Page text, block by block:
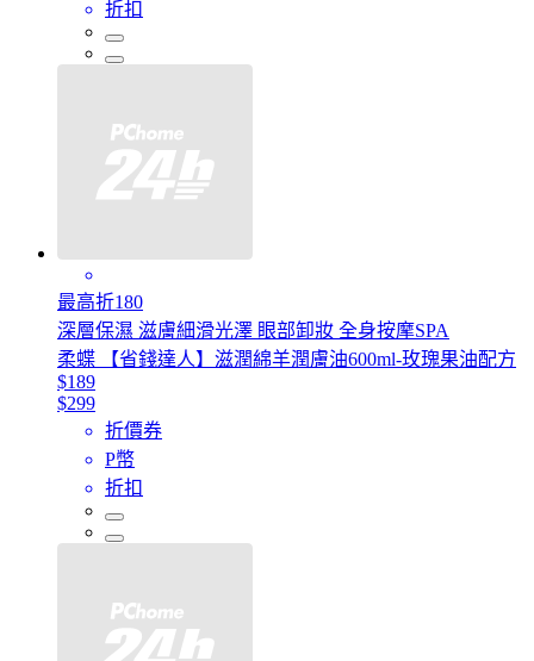
折扣
最高折180
深層保濕 滋膚細滑光澤 眼部卸妝 全身按摩SPA
柔蝶 【省錢達人】滋潤綿羊潤膚油600ml-玫瑰果油配方
$189
$299
折價券
P幣
折扣